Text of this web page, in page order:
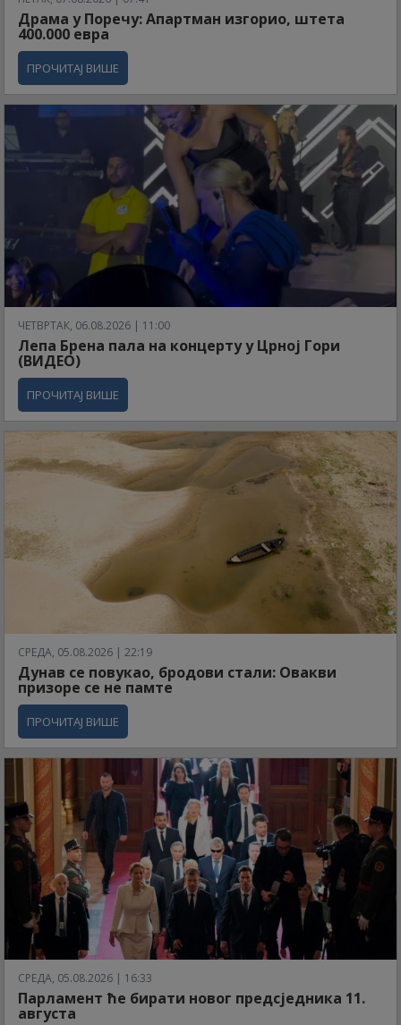
Драма у Поречу: Апартман изгорио, штета
400.000 евра
ПРОЧИТАЈ ВИШЕ
ЧЕТВРТАК, 06.08.2026 | 11:00
Лепа Брена пала на концерту у Црној Гори
(ВИДЕО)
ПРОЧИТАЈ ВИШЕ
СРЕДА, 05.08.2026 | 22:19
Дунав се повукао, бродови стали: Овакви
призоре се не памте
ПРОЧИТАЈ ВИШЕ
СРЕДА, 05.08.2026 | 16:33
Парламент ће бирати новог предсједника 11.
августа